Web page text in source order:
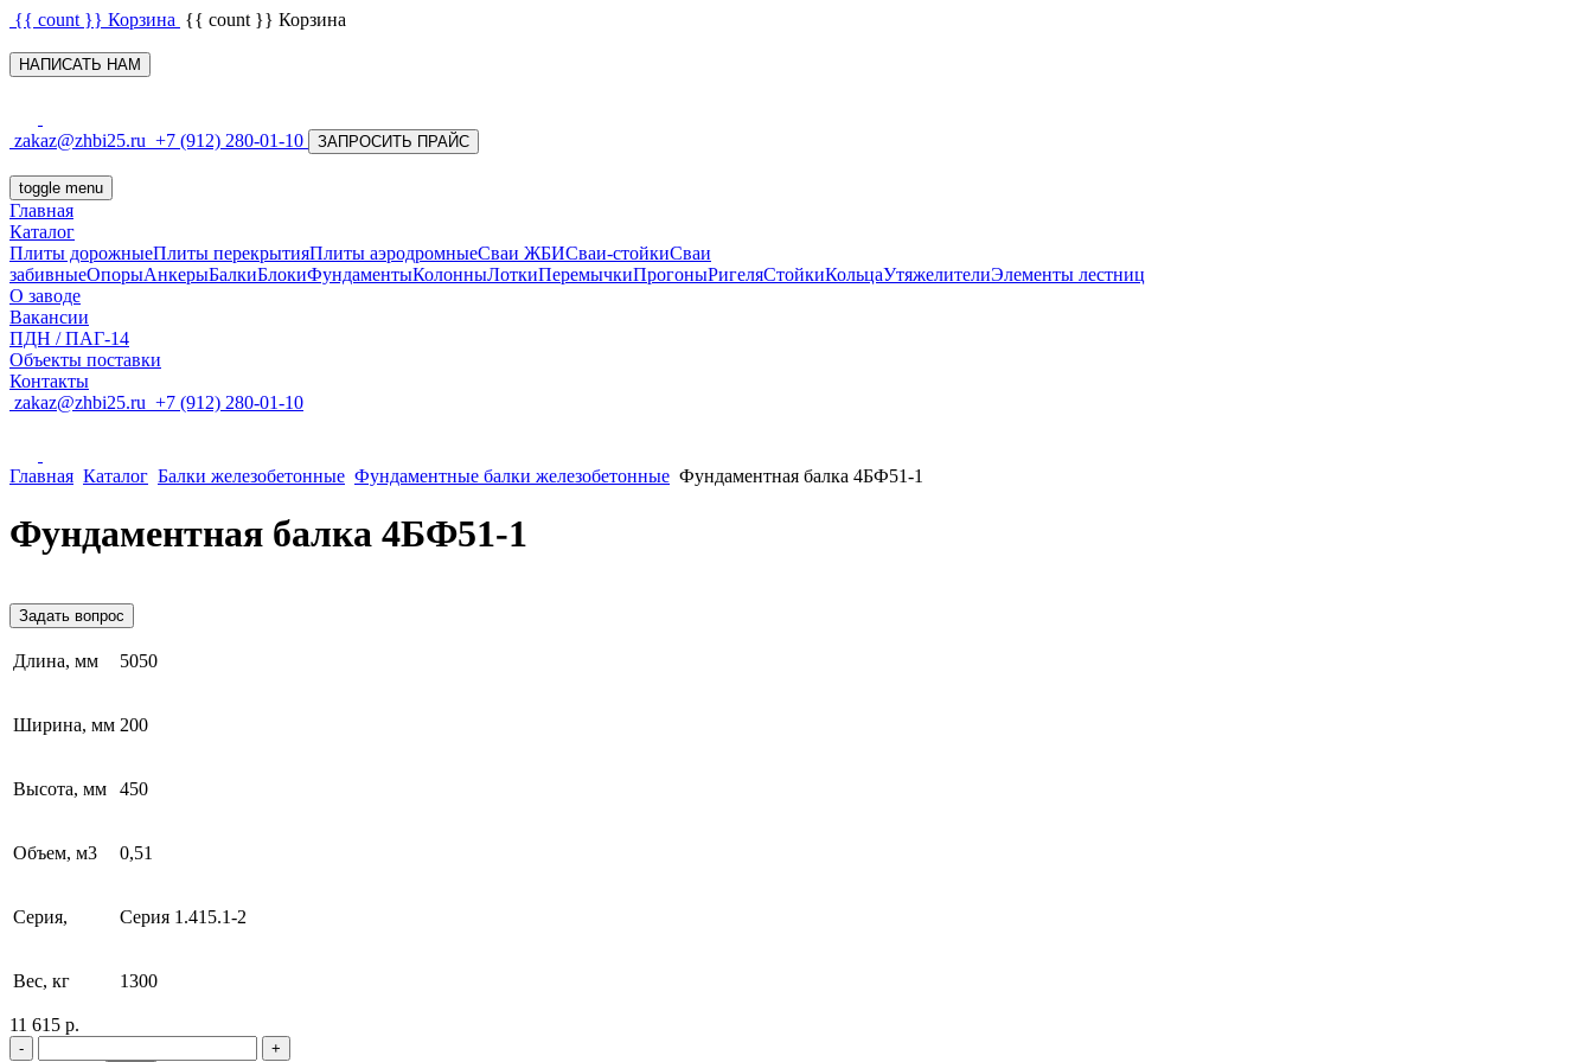
{{ count }} Корзина {{ count }} Корзина
НАПИСАТЬ НАМ
zakaz@zhbi25.ru +7 (912) 280-01-10 ЗАПРОСИТЬ ПРАЙС
toggle menu
Главная
Каталог
Плиты дорожныеПлиты перекрытияПлиты аэродромныеСваи ЖБИСваи-стойкиСваи
забивныеОпорыАнкерыБалкиБлокиФундаментыКолонныЛоткиПеремычкиПрогоныРигеляСтойкиКольцаУтяжелителиЭлементы лестниц
О заводе
Вакансии
ПДН / ПАГ-14
Объекты поставки
Контакты
zakaz@zhbi25.ru +7 (912) 280-01-10
Главная Каталог Балки железобетонные Фундаментные балки железобетонные Фундаментная балка 4БФ51-1
Фундаментная балка 4БФ51-1
Задать вопрос
Длина, мм 5050
Ширина, мм 200
Высота, мм 450
Объем, м3 0,51
Серия, Серия 1.415.1-2
Вес, кг 1300
11 615 р.
- +